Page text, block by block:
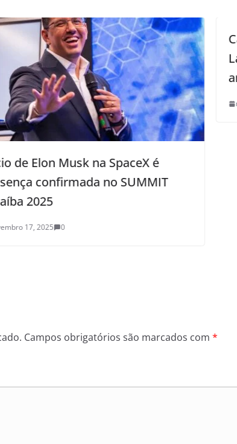
é
Campina Grande ganha
Latam a partir de maio
ano
novembro 17, 2025
Campos obrigatórios são marcados com *